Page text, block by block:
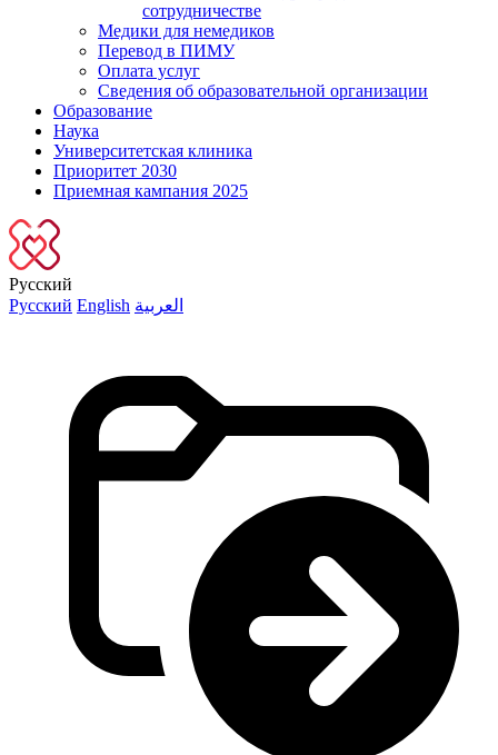
сотрудничестве
Медики для немедиков
Перевод в ПИМУ
Оплата услуг
Сведения об образовательной организации
Образование
Наука
Университетская клиника
Приоритет 2030
Приемная кампания 2025
Русский
Русский English العربية